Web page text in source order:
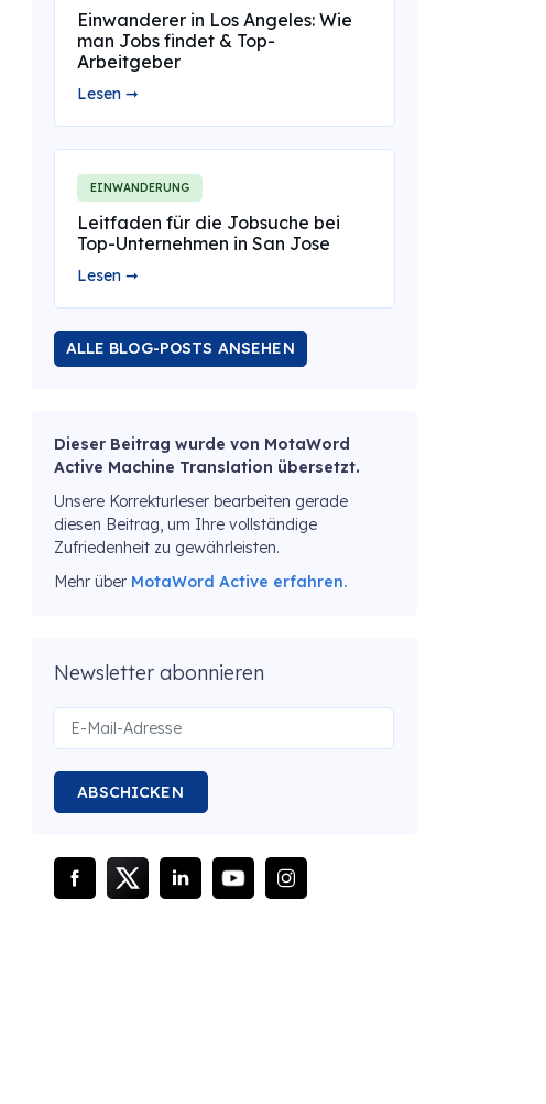
Einwanderer in Los Angeles: Wie
man Jobs findet & Top-
Arbeitgeber
Lesen ➞
EINWANDERUNG
Leitfaden für die Jobsuche bei
Top-Unternehmen in San Jose
Lesen ➞
ALLE BLOG-POSTS ANSEHEN
Dieser Beitrag wurde von MotaWord
Active Machine Translation übersetzt.
Unsere Korrekturleser bearbeiten gerade
diesen Beitrag, um Ihre vollständige
Zufriedenheit zu gewährleisten.
Mehr über MotaWord Active erfahren.
Newsletter abonnieren
ABSCHICKEN